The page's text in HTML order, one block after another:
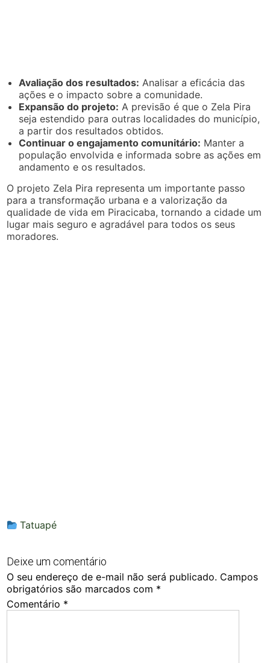
Avaliação dos resultados: Analisar a eficácia das
ações e o impacto sobre a comunidade.
Expansão do projeto: A previsão é que o Zela Pira
seja estendido para outras localidades do município,
a partir dos resultados obtidos.
Continuar o engajamento comunitário: Manter a
população envolvida e informada sobre as ações em
andamento e os resultados.
O projeto Zela Pira representa um importante passo
para a transformação urbana e a valorização da
qualidade de vida em Piracicaba, tornando a cidade um
lugar mais seguro e agradável para todos os seus
moradores.
Tatuapé
Deixe um comentário
O seu endereço de e-mail não será publicado. Campos
obrigatórios são marcados com *
Comentário *